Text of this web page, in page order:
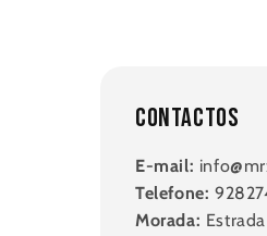
Contactos
E-mail:
Telefone:
Morada: